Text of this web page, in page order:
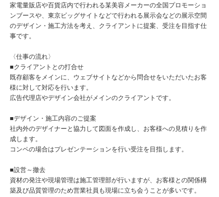
家電量販店や百貨店内で行われる某美容メーカーの全国プロモーショ
ンブースや、東京ビッグサイトなどで行われる展示会などの展示空間
のデザイン・施工方法を考え、クライアントに提案、受注を目指す仕
事です。
〈仕事の流れ〉
■クライアントとの打合せ
既存顧客をメインに、ウェブサイトなどから問合せをいただいたお客
様に対して対応を行います。
広告代理店やデザイン会社がメインのクライアントです。
■デザイン・施工内容のご提案
社内外のデザイナーと協力して図面を作成し、お客様への見積りを作
成します。
コンペの場合はプレゼンテーションを行い受注を目指します。
■設営～撤去
資材の発注や現場管理は施工管理部が行いますが、お客様との関係構
築及び品質管理のため営業社員も現場に立ち会うことが多いです。